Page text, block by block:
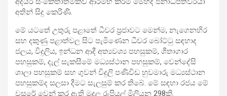
අතින් සිදු කෙරිණි.
මේ යටතේ උතුරු පළාතේ ධීවර ප්‍රජාවට මෙන්ම, නැගෙනහිර
සහ දකුණු පළාත්වල සිට පැමිණෙන ධීවර බෝට්ටු සඳහාද
ජලය, විදුලිය, ඉන්ධන ආදී අත්‍යවශ්‍ය පහසුකම්, ශීතාගාර
පහසුකම්, දැල් සැකසීමේ මධ්‍යස්ථාන පහසුකම්, වෙන්දේසි
ශාලා පහසුකම් සහ ගුවන් විදුලි පණිවිඩ හුවමාරු මධ්‍යස්ථාන
පහසුකම්ද සලසා දීමට සැලසුම් කර තිබේ. මේ සඳහා රජය මේ
වසරේ වෙන් කර ඇති මුදල රුපියල් මිලියන 298කි.